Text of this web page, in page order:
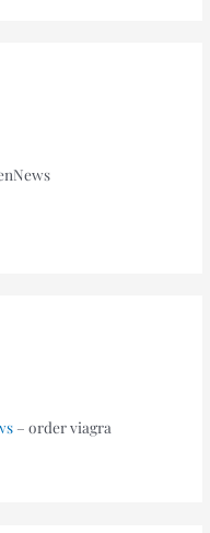
– order viagra